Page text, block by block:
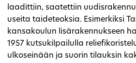
laadittiin, saatettiin
useita taideteoksia. Esimerkiksi
kansakoulun lisärakennukseen
1957 kutsukilpailulla
ulkoseinään ja suorin tilauksin